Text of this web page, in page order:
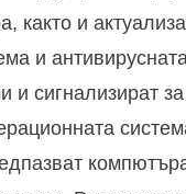
както и
и
и сигнализират